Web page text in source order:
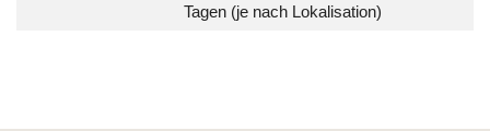
Tagen (je nach Lokalisation)